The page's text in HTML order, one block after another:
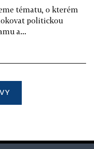
tématu, o kterém
politickou
a...